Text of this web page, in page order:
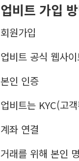
업비트 가입
회원가입
업비트 공식 웹사
본인 인증
업비트는 KYC(고
계좌 연결
거래를 위해 본인